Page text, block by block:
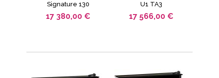
Signature 130
17 380,00 €
U1 TA3
17 566,00 €